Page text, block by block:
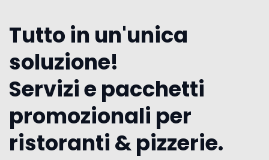
Tutto in un'unica
soluzione!
Servizi e pacchetti
promozionali per
ristoranti & pizzerie.